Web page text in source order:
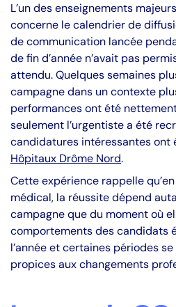
L’un des enseignements
concerne le calendrier de
de communication lancée
de fin d’année n’avait pas
attendu. Quelques semaines
campagne dans un contexte
performances ont été
seulement l’urgentiste a été
candidatures intéressantes ont
Hôpitaux Drôme Nord.
Cette expérience rappelle
médical, la réussite dépend
campagne que du moment où
comportements des candidats
l’année et certaines périodes
propices aux changements